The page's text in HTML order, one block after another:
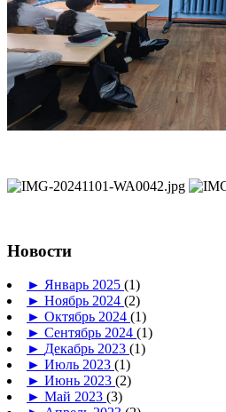
Новости
► Январь 2025 (1)
► Ноябрь 2024 (2)
► Октябрь 2024 (1)
► Сентябрь 2024 (1)
► Декабрь 2023 (1)
► Июль 2023 (1)
► Июнь 2023 (2)
► Май 2023 (3)